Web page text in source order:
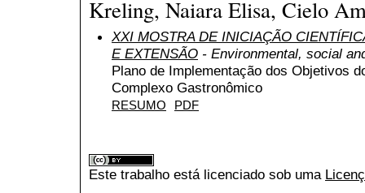
Kreling, Naiara Elisa, Cielo
XXI MOSTRA DE INICIAÇÃO
E EXTENSÃO - Environmental, social
Plano de Implementação dos Objetivos
Complexo Gastronômico
RESUMO PDF
Este trabalho está licenciado sob uma